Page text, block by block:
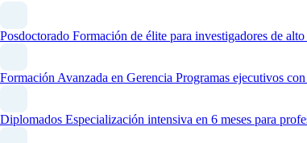
Posdoctorado Formación de élite para investigadores de
Formación Avanzada en Gerencia Programas ejecutivos
Diplomados Especialización intensiva en 6 meses para